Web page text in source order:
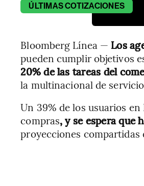
ÚLTIMASCOTIZACIONES
Bloomberg Línea — Los
pueden cumplir objetivos
20% de las tareas del
la multinacional de
Un 39% de los usuarios
compras, y se espera que
proyecciones